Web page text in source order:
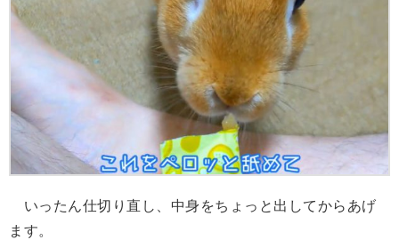
いったん仕切り直し、中身をちょっと出してからあげ
ます。